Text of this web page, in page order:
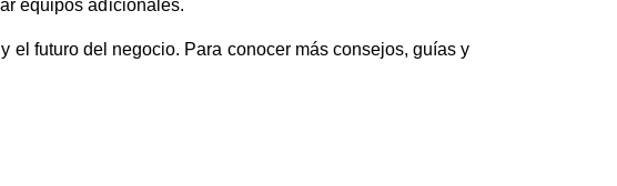
equipos adicionales.
el futuro del negocio. Para conocer más consejos, guías y